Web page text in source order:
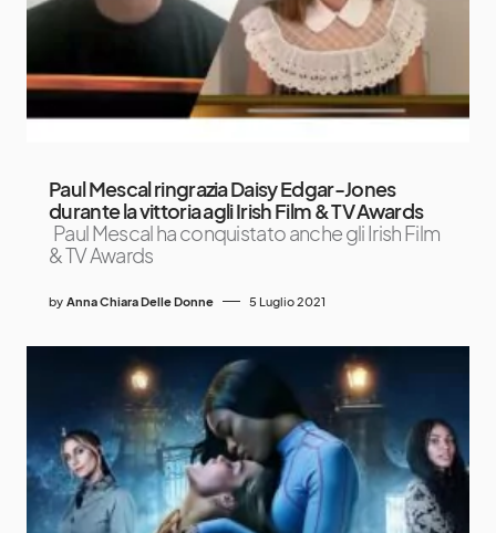
Paul Mescal ringrazia Daisy Edgar-Jones
durante la vittoria agli Irish Film & TV Awards
Paul Mescal ha conquistato anche gli Irish Film
& TV Awards
by Anna Chiara Delle Donne 5 Luglio 2021